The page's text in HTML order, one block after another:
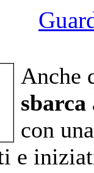
Anche
con
e